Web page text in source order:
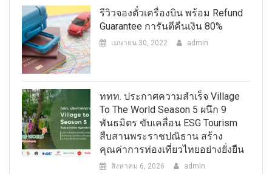
รีวิวจองตั๋วเครื่องบิน พร้อม Refund
Guarantee การันตีคืนเงิน 80%
เมษายน 30, 2022 admin
ททท. ประกาศความสำเร็จ Village
To The World Season 5 ผนึก 9
พันธมิตร ขับเคลื่อน ESG Tourism
สืบสานพระราชปณิธาน สร้าง
คุณค่าการท่องเที่ยวไทยอย่างยั่งยืน
สิงหาคม 6, 2026 admin